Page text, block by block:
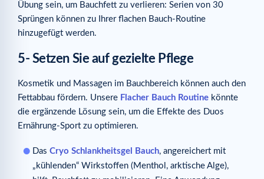
Übung sein, um Bauchfett zu verlieren: Serien von 30
Sprüngen können zu Ihrer flachen Bauch-Routine
hinzugefügt werden.
5- Setzen Sie auf gezielte Pflege
Kosmetik und Massagen im Bauchbereich können auch den
Fettabbau fördern. Unsere Flacher Bauch Routine könnte
die ergänzende Lösung sein, um die Effekte des Duos
Ernährung-Sport zu optimieren.
Das Cryo Schlankheitsgel Bauch, angereichert mit
„kühlenden“ Wirkstoffen (Menthol, arktische Alge),